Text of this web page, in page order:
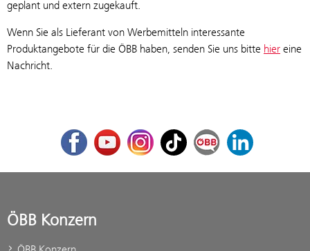
geplant und extern zugekauft.
Wenn Sie als Lieferant von Werbemitteln interessante
Produktangebote für die ÖBB haben, senden Sie uns bitte hier eine
Nachricht.
FacebookYoutubeInstagram
TikTok ÖBB Corporate Blog
LinkedIn
ÖBB Konzern